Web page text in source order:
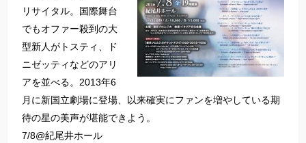
リサイタル。国際舞台
でもオファー殺到の大
型新人がトスティ、ド
ニゼッティなどのアリ
アを並べる。2013年6
月に新国立劇場に登場、以来確実にファンを増やしている期
待の星の美声が堪能できよう。
7/8@紀尾井ホール